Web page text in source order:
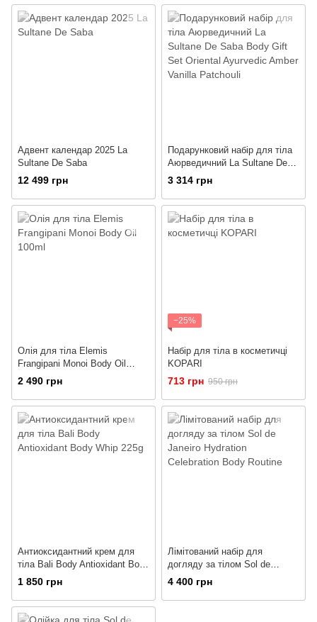
Адвент календар 2025 La
Sultane De Saba
12 499 грн
Подарунковий набір для тіла
Аюрведичний La Sultane De
Saba Body Gift Set Oriental
Ayurvedic Amber Vanilla
Patchouli
3 314 грн
Олія для тіла Elemis
Frangipani Monoi Body Oil
100ml
2 490 грн
−25%
Набір для тіла в косметичці
KOPARI
713 грн 950 грн
Антиоксидантний крем для
тіла Bali Body Antioxidant Body
Whip 225g
1 850 грн
Лімітований набір для
догляду за тілом Sol de
Janeiro Hydration Celebration
Body Routine
4 400 грн